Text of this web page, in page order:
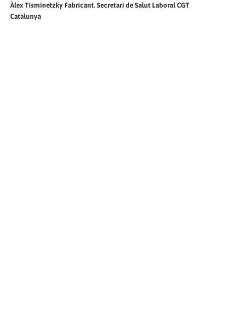
Àlex Tisminetzky Fabricant. Secretari de Salut Laboral CGT
Catalunya